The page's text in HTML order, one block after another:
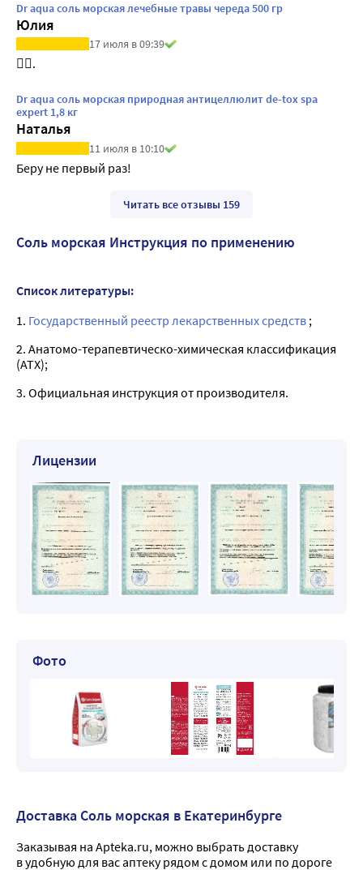
Dr aqua соль морская лечебные травы череда 500 гр
Юлия
17 июля в 09:39
👍🏻.
Dr aqua соль морская природная антицеллюлит de-tox spa
expert 1,8 кг
Наталья
11 июля в 10:10
Беру не первый раз!
Читать все отзывы 159
Соль морская Инструкция по применению
Список литературы:
1. Государственный реестр лекарственных средств ;
2. Анатомо-терапевтическо-химическая классификация
(ATX);
3. Официальная инструкция от производителя.
Лицензии
Фото
Доставка Соль морская в Екатеринбурге
Заказывая на Apteka.ru, можно выбрать доставку
в удобную для вас аптеку рядом с домом или по дороге